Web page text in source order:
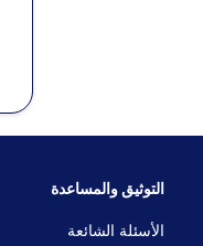
التوثيق والمساعدة
الأسئلة الشائعة